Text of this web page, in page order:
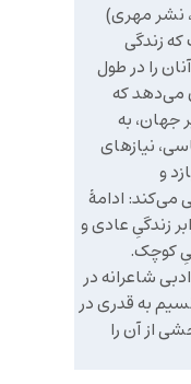
نشر مهری)
زندگی
را در طول
می‌دهد که
جهان، به
نیازهای
و
می‌کند: ادامهٔ
زندگیِ عادی و
کوچک.
شاعرانه در
به قدری در
از آن را